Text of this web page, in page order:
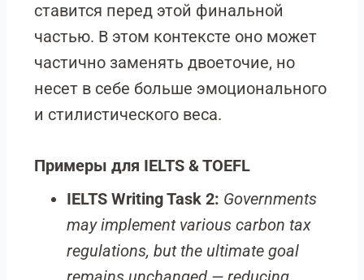
ставится перед этой финальной
частью. В этом контексте оно может
частично заменять двоеточие, но
несет в себе больше эмоционального
и стилистического веса.
Примеры для IELTS & TOEFL
IELTS Writing Task 2: Governments
may implement various carbon tax
regulations, but the ultimate goal